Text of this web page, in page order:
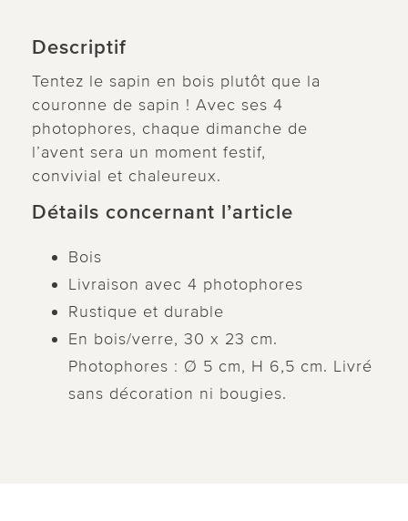
Descriptif
Tentez le sapin en bois plutôt que la
couronne de sapin ! Avec ses 4
photophores, chaque dimanche de
l’avent sera un moment festif,
convivial et chaleureux.
Détails concernant l’article
Bois
Livraison avec 4 photophores
Rustique et durable
En bois/verre, 30 x 23 cm.
Photophores : Ø 5 cm, H 6,5 cm. Livré
sans décoration ni bougies.